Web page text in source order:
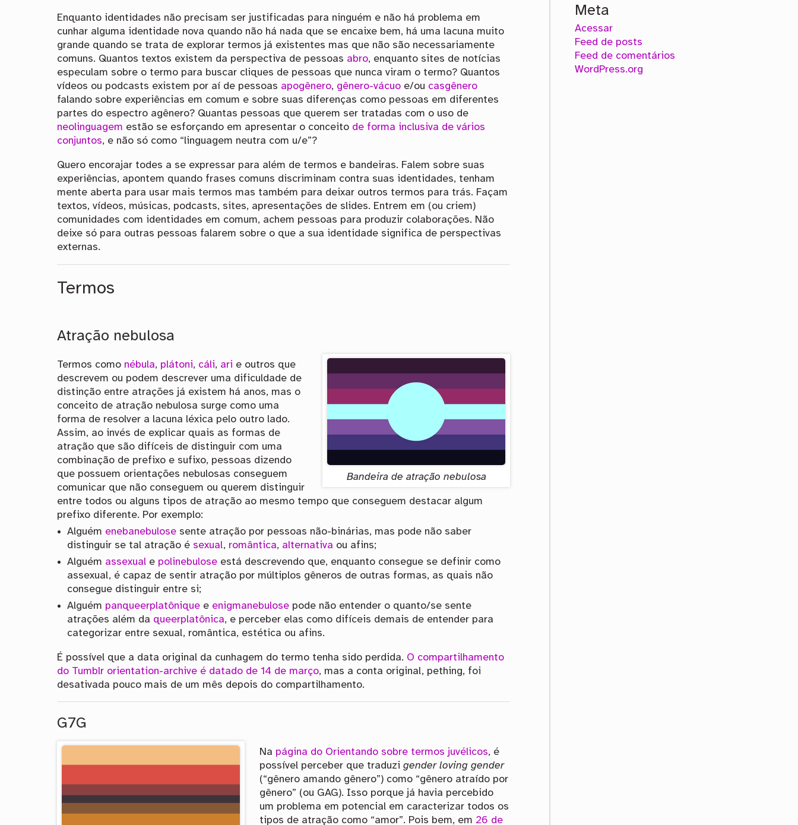
Enquanto identidades não precisam ser justificadas para ninguém e não há problema em
cunhar alguma identidade nova quando não há nada que se encaixe bem, há uma lacuna muito
grande quando se trata de explorar termos já existentes mas que não são necessariamente
comuns. Quantos textos existem da perspectiva de pessoas abro, enquanto sites de notícias
especulam sobre o termo para buscar cliques de pessoas que nunca viram o termo? Quantos
vídeos ou podcasts existem por aí de pessoas apogênero, gênero-vácuo e/ou casgênero
falando sobre experiências em comum e sobre suas diferenças como pessoas em diferentes
partes do espectro agênero? Quantas pessoas que querem ser tratadas com o uso de
neolinguagem estão se esforçando em apresentar o conceito de forma inclusiva de vários
conjuntos, e não só como “linguagem neutra com u/e”?
Quero encorajar todes a se expressar para além de termos e bandeiras. Falem sobre suas
experiências, apontem quando frases comuns discriminam contra suas identidades, tenham
mente aberta para usar mais termos mas também para deixar outros termos para trás. Façam
textos, vídeos, músicas, podcasts, sites, apresentações de slides. Entrem em (ou criem)
comunidades com identidades em comum, achem pessoas para produzir colaborações. Não
deixe só para outras pessoas falarem sobre o que a sua identidade significa de perspectivas
externas.
Termos
Atração nebulosa
Bandeira de atração nebulosa
Termos como nébula, plátoni, cáli, ari e outros que
descrevem ou podem descrever uma dificuldade de
distinção entre atrações já existem há anos, mas o
conceito de atração nebulosa surge como uma
forma de resolver a lacuna léxica pelo outro lado.
Assim, ao invés de explicar quais as formas de
atração que são difíceis de distinguir com uma
combinação de prefixo e sufixo, pessoas dizendo
que possuem orientações nebulosas conseguem
comunicar que não conseguem ou querem distinguir
entre todos ou alguns tipos de atração ao mesmo tempo que conseguem destacar algum
prefixo diferente. Por exemplo:
Alguém enebanebulose sente atração por pessoas não-binárias, mas pode não saber
distinguir se tal atração é sexual, romântica, alternativa ou afins;
Alguém assexual e polinebulose está descrevendo que, enquanto consegue se definir como
assexual, é capaz de sentir atração por múltiplos gêneros de outras formas, as quais não
consegue distinguir entre si;
Alguém panqueerplatônique e enigmanebulose pode não entender o quanto/se sente
atrações além da queerplatônica, e perceber elas como difíceis demais de entender para
categorizar entre sexual, romântica, estética ou afins.
É possível que a data original da cunhagem do termo tenha sido perdida. O compartilhamento
do Tumblr orientation-archive é datado de 14 de março, mas a conta original, pething, foi
desativada pouco mais de um mês depois do compartilhamento.
G7G
Na página do Orientando sobre termos juvélicos, é
possível perceber que traduzigender loving gender
(“gênero amando gênero”) como “gênero atraído por
gênero” (ou GAG). Isso porque já havia percebido
um problema em potencial em caracterizar todos os
tipos de atração como “amor”. Pois bem, em 26 de
Meta
Acessar
Feed de posts
Feed de comentários
WordPress.org